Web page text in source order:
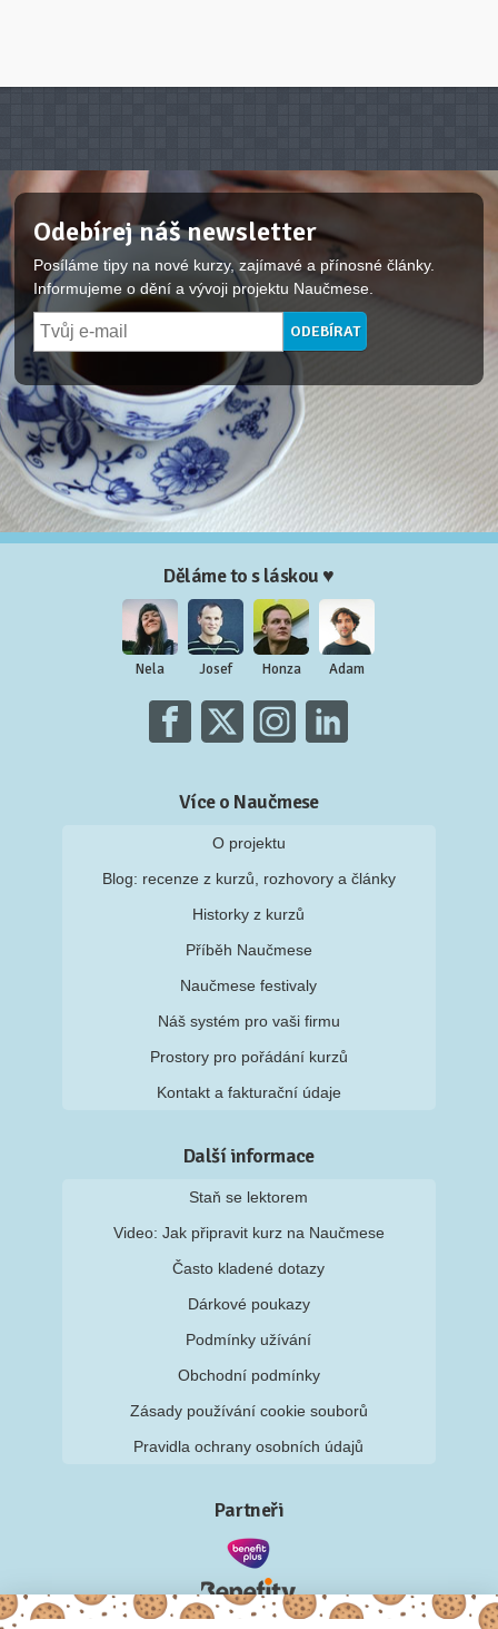
Odebírej náš newsletter
Posíláme tipy na nové kurzy, zajímavé a přínosné články.
Informujeme o dění a vývoji projektu Naučmese.
Děláme to s láskou ♥
Nela Josef Honza Adam
Více o Naučmese
O projektu
Blog: recenze z kurzů, rozhovory a články
Historky z kurzů
Příběh Naučmese
Naučmese festivaly
Náš systém pro vaši firmu
Prostory pro pořádání kurzů
Kontakt a fakturační údaje
Další informace
Staň se lektorem
Video: Jak připravit kurz na Naučmese
Často kladené dotazy
Dárkové poukazy
Podmínky užívání
Obchodní podmínky
Zásady používání cookie souborů
Pravidla ochrany osobních údajů
Partneři